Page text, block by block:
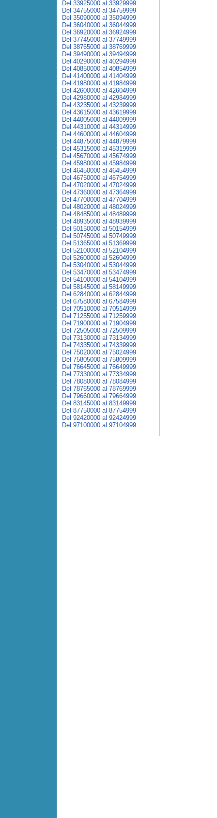
Del 33925000 al 33929999
Del 34755000 al 34759999
Del 35090000 al 35094999
Del 36040000 al 36044999
Del 36920000 al 36924999
Del 37745000 al 37749999
Del 38765000 al 38769999
Del 39490000 al 39494999
Del 40290000 al 40294999
Del 40850000 al 40854999
Del 41400000 al 41404999
Del 41980000 al 41984999
Del 42600000 al 42604999
Del 42980000 al 42984999
Del 43235000 al 43239999
Del 43615000 al 43619999
Del 44005000 al 44009999
Del 44310000 al 44314999
Del 44600000 al 44604999
Del 44875000 al 44879999
Del 45315000 al 45319999
Del 45670000 al 45674999
Del 45980000 al 45984999
Del 46450000 al 46454999
Del 46750000 al 46754999
Del 47020000 al 47024999
Del 47360000 al 47364999
Del 47700000 al 47704999
Del 48020000 al 48024999
Del 48485000 al 48489999
Del 48935000 al 48939999
Del 50150000 al 50154999
Del 50745000 al 50749999
Del 51365000 al 51369999
Del 52100000 al 52104999
Del 52600000 al 52604999
Del 53040000 al 53044999
Del 53470000 al 53474999
Del 54100000 al 54104999
Del 58145000 al 58149999
Del 62840000 al 62844999
Del 67580000 al 67584999
Del 70510000 al 70514999
Del 71255000 al 71259999
Del 71900000 al 71904999
Del 72505000 al 72509999
Del 73130000 al 73134999
Del 74335000 al 74339999
Del 75020000 al 75024999
Del 75805000 al 75809999
Del 76645000 al 76649999
Del 77330000 al 77334999
Del 78080000 al 78084999
Del 78765000 al 78769999
Del 79660000 al 79664999
Del 83145000 al 83149999
Del 87750000 al 87754999
Del 92420000 al 92424999
Del 97100000 al 97104999